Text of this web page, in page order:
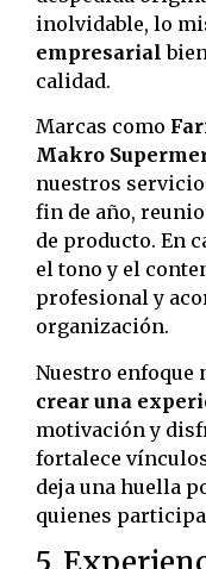
inolvidable, lo
empresarial
calidad.
Marcas como
Makro
nuestros
fin de año,
de producto. En
el tono y el
profesional y
organización.
Nuestro enfoque
crear una
motivación y
fortalece
deja una huella
quienes